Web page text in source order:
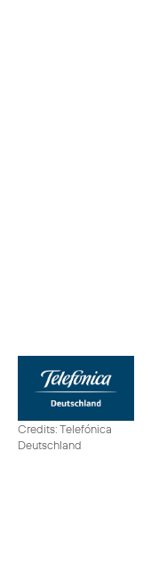
Credits: Telefónica
Deutschland